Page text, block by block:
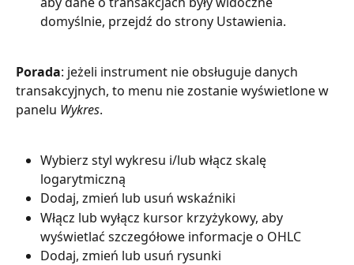
domyślnie, przejdź do strony Ustawienia.
Porada: jeżeli instrument nie obsługuje danych
transakcyjnych, to menu nie zostanie wyświetlone w
panelu Wykres.
Wybierz styl wykresu i/lub włącz skalę
logarytmiczną
Dodaj, zmień lub usuń wskaźniki
Włącz lub wyłącz kursor krzyżykowy, aby
wyświetlać szczegółowe informacje o OHLC
Dodaj, zmień lub usuń rysunki